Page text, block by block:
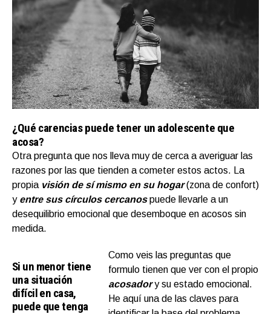
¿Qué carencias puede tener un adolescente que
acosa?
Otra pregunta que nos lleva muy de cerca a averiguar las
razones por las que tienden a cometer estos actos. La
propia visión de sí mismo en su hogar(zona de confort)
y entre sus círculos cercanospuede llevarle a un
desequilibrio emocional que desemboque en acosos sin
medida.
Si un menor tiene
una situación
difícil en casa,
puede que tenga
Como veis las preguntas que
formulo tienen que ver con el propio
acosadory su estado emocional.
He aquí una de las claves para